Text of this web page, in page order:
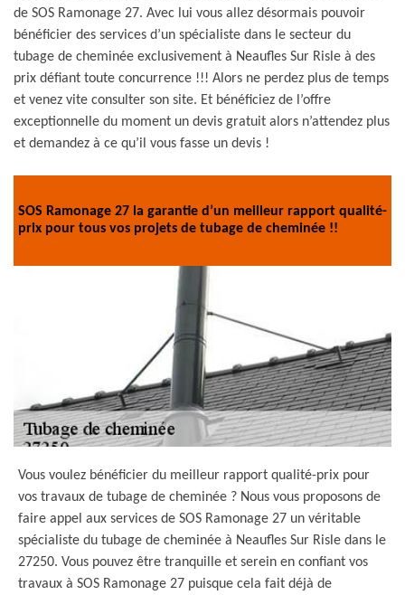
de SOS Ramonage 27. Avec lui vous allez désormais pouvoir
bénéficier des services d’un spécialiste dans le secteur du
tubage de cheminée exclusivement à Neaufles Sur Risle à des
prix défiant toute concurrence !!! Alors ne perdez plus de temps
et venez vite consulter son site. Et bénéficiez de l’offre
exceptionnelle du moment un devis gratuit alors n’attendez plus
et demandez à ce qu’il vous fasse un devis !
SOS Ramonage 27 la garantie d’un meilleur rapport qualité-
prix pour tous vos projets de tubage de cheminée !!
Vous voulez bénéficier du meilleur rapport qualité-prix pour
vos travaux de tubage de cheminée ? Nous vous proposons de
faire appel aux services de SOS Ramonage 27 un véritable
spécialiste du tubage de cheminée à Neaufles Sur Risle dans le
27250. Vous pouvez être tranquille et serein en confiant vos
travaux à SOS Ramonage 27 puisque cela fait déjà de